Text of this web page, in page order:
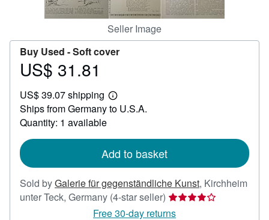
Seller Image
Buy Used -Soft cover
Price
31.81
US$ 31.81
US$ 39.07 shipping
Learn
more
Ships from Germany to U.S.A.
Quantity: 1 available
Add to basket
Sold byGalerie für gegenständliche Kunst, Kirchheim
unter Teck, Germany (4-star seller) Seller
rating
Free 30-day returns